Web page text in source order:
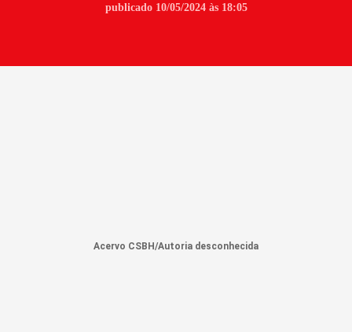
publicado 10/05/2024 às 18:05
Acervo CSBH/Autoria desconhecida